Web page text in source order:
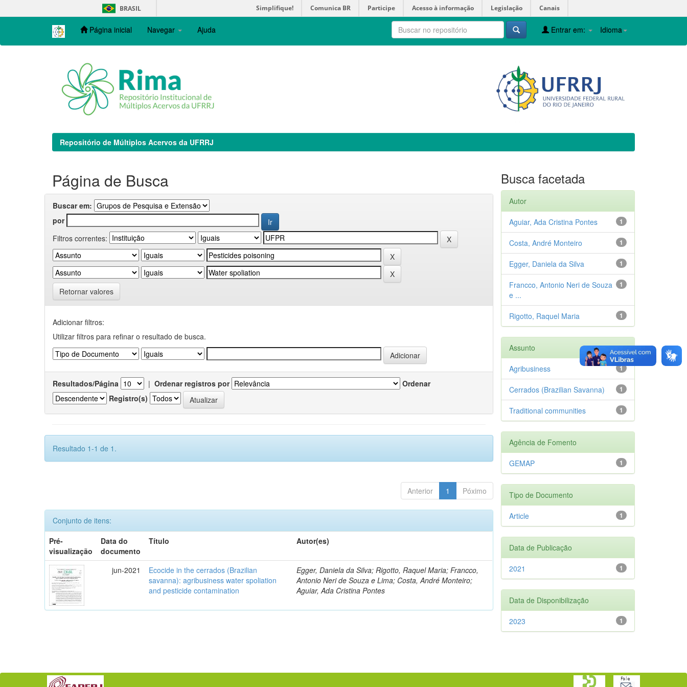
navigation
BRASIL Simplifique! Comunica BR Participe Acesso à informação Legislação Canais
Página inicial Navegar Ajuda Idioma
Entrar em:
Repositório de Múltiplos Acervos da UFRRJ
Página de Busca
Buscar em:
por
Filtros correntes:
Retornar valores
Adicionar filtros:
Utilizar filtros para refinar o resultado de busca.
Resultados/Página | Ordenar registros por
Ordenar
Registro(s)
Resultado 1-1 de 1.
Anterior 1 Póximo
Conjunto de itens:
Pré-
visualização
Data do
documento
Título Autor(es)
jun-2021
Ecocide in the cerrados (Brazilian
savanna): agribusiness water spoliation
and pesticide contamination
Egger, Daniela da Silva; Rigotto, Raquel Maria; Francco,
Antonio Neri de Souza e Lima; Costa, André Monteiro;
Aguiar, Ada Cristina Pontes
Busca facetada
Autor
1
Aguiar, Ada Cristina Pontes
1
Costa, André Monteiro
1
Egger, Daniela da Silva
1
Francco, Antonio Neri de Souza
e ...
1
Rigotto, Raquel Maria
Assunto
1
Agribusiness
1
Cerrados (Brazilian Savanna)
1
Traditional communities
Agência de Fomento
1
GEMAP
Tipo de Documento
1
Article
Data de Publicação
1
2021
Data de Disponibilização
1
2023